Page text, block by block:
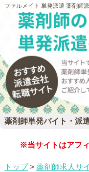
ファルメイト 単発派遣 薬剤師
薬剤師単発バイト・派
※当サイトはアフ
トップ> 薬剤師求人サ